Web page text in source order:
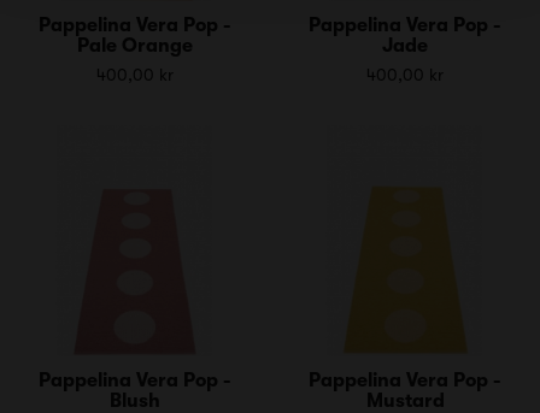
Pappelina Vera Pop -
Pale Orange
400,00 kr
Pappelina Vera Pop -
Jade
400,00 kr
Pappelina Vera Pop -
Blush
Pappelina Vera Pop -
Mustard